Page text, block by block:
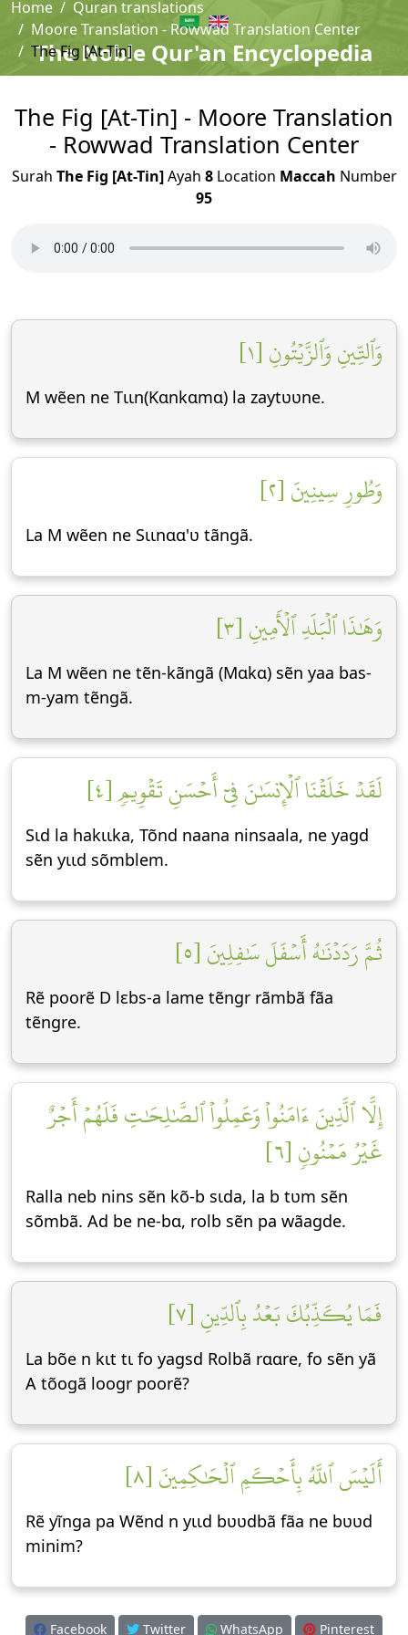
The Noble Qur'an Encyclopedia
Home
Quran translations
Moore Translation - Rowwad Translation Center
The Fig [At-Tin]
The Fig [At-Tin] - Moore Translation
- Rowwad Translation Center
Surah The Fig [At-Tin]Ayah 8Location Maccah Number
95
وَٱلتِّينِ وَٱلزَّيۡتُونِ [١]
M wẽen ne Tɩɩn(Kɑnkɑmɑ) la zaytʋʋne.
وَطُورِ سِينِينَ [٢]
La M wẽen ne Sɩɩnɑɑ'ʋ tãngã.
وَهَٰذَا ٱلۡبَلَدِ ٱلۡأَمِينِ [٣]
La M wẽen ne tẽn-kãngã (Mɑkɑ) sẽn yaa bas-
m-yam tẽngã.
لَقَدۡ خَلَقۡنَا ٱلۡإِنسَٰنَ فِيٓ أَحۡسَنِ تَقۡوِيمٖ [٤]
Sɩd la hakɩɩka, Tõnd naana ninsaala, ne yagd
sẽn yɩɩd sõmblem.
ثُمَّ رَدَدۡنَٰهُ أَسۡفَلَ سَٰفِلِينَ [٥]
Rẽ poorẽ D lεbs-a lame tẽngr rãmbã fãa
tẽngre.
إِلَّا ٱلَّذِينَ ءَامَنُواْ وَعَمِلُواْ ٱلصَّٰلِحَٰتِ فَلَهُمۡ أَجۡرٌ
غَيۡرُ مَمۡنُونٖ [٦]
Ralla neb nins sẽn kõ-b sɩda, la b tʋm sẽn
sõmbã. Ad be ne-bɑ, rolb sẽn pa wãagde.
فَمَا يُكَذِّبُكَ بَعۡدُ بِٱلدِّينِ [٧]
La bõe n kɩt tɩ fo yagsd Rolbã rɑɑre, fo sẽn yã
A tõogã loogr poorẽ?
أَلَيۡسَ ٱللَّهُ بِأَحۡكَمِ ٱلۡحَٰكِمِينَ [٨]
Rẽ yĩnga pa Wẽnd n yɩɩd bʋʋdbã fãa ne bʋʋd
minim?
Facebook Twitter WhatsApp Pinterest